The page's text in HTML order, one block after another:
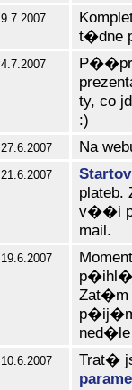
9.7.2007
t�dne
4.7.2007
ty, co
:)
27.6.2007 Na
21.6.2007
v��i
mail.
19.6.2007
Zat�m
ned�le
10.6.2007
Trat�